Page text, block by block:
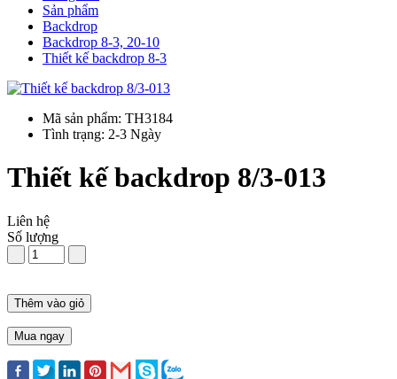
Sản phẩm
Backdrop
Backdrop 8-3, 20-10
Thiết kế backdrop 8-3
Mã sản phẩm: TH3184
Tình trạng: 2-3 Ngày
Thiết kế backdrop 8/3-013
Liên hệ
Số lượng
Thêm vào giỏ
Mua ngay